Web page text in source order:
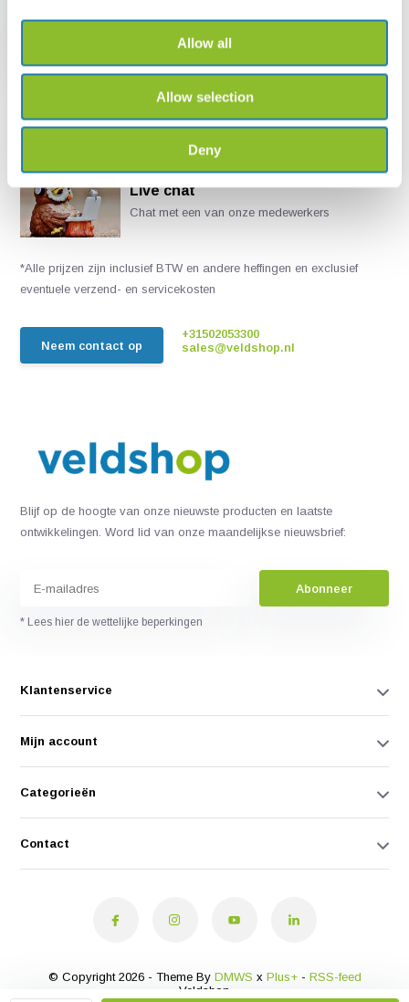
Allow all
Allow selection
Deny
Live chat
Chat met een van onze medewerkers
*Alle prijzen zijn inclusief BTW en andere heffingen en exclusief
eventuele verzend- en servicekosten
Neem contact op
+31502053300
sales@veldshop.nl
Blijf op de hoogte van onze nieuwste producten en laatste
ontwikkelingen. Word lid van onze maandelijkse nieuwsbrief:
Abonneer
* Lees hier de wettelijke beperkingen
Klantenservice
Mijn account
Categorieën
Contact
© Copyright 2026 - Theme By DMWS x Plus+- RSS-feed
Veldshop